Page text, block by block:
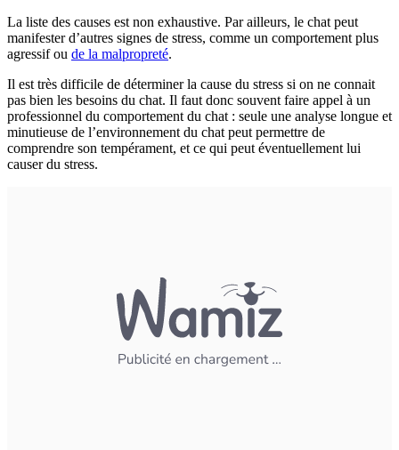
La liste des causes est non exhaustive. Par ailleurs, le chat peut
manifester d’autres signes de stress, comme un comportement plus
agressif ou de la malpropreté.
Il est très difficile de déterminer la cause du stress si on ne connait
pas bien les besoins du chat. Il faut donc souvent faire appel à un
professionnel du comportement du chat : seule une analyse longue et
minutieuse de l’environnement du chat peut permettre de
comprendre son tempérament, et ce qui peut éventuellement lui
causer du stress.